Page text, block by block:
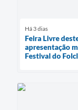
Há 3 dias
Feira Livre
apresentação
Festival do